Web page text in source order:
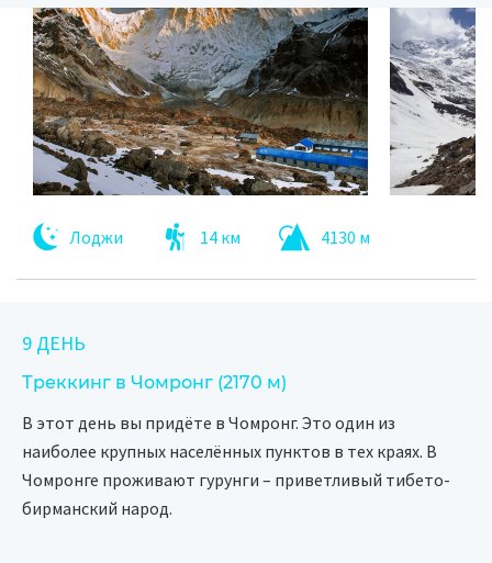
Лоджи 14 км 4130 м
9 ДЕНЬ
Треккинг в Чомронг (2170 м)
В этот день вы придёте в Чомронг. Это один из
наиболее крупных населённых пунктов в тех краях. В
Чомронге проживают гурунги – приветливый тибето-
бирманский народ.